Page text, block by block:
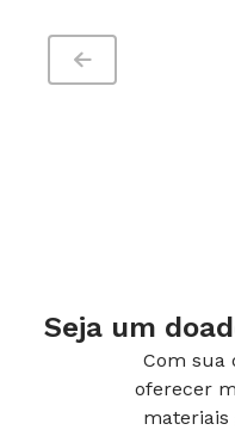
Seja um
Com sua
oferecer
materiais